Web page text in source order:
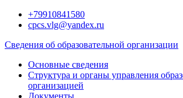
Перейти+79910841580
cpcs.vlg@yandex.ru
Сведения об образовательной организации
Основные сведения
Структура и органы управления
организацией
Документы